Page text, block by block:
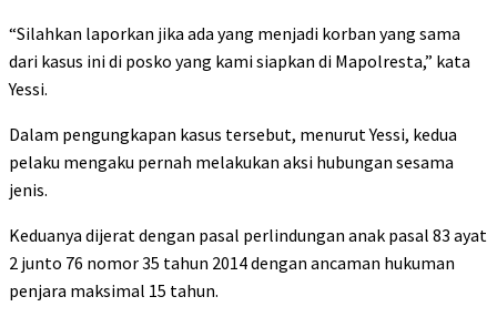
“Silahkan laporkan jika ada yang menjadi korban yang sama
dari kasus ini di posko yang kami siapkan di Mapolresta,” kata
Yessi.
Dalam pengungkapan kasus tersebut, menurut Yessi, kedua
pelaku mengaku pernah melakukan aksi hubungan sesama
jenis.
Keduanya dijerat dengan pasal perlindungan anak pasal 83 ayat
2 junto 76 nomor 35 tahun 2014 dengan ancaman hukuman
penjara maksimal 15 tahun.